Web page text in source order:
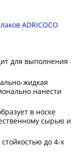
ADRICOCO
для выполнения
жидкая
нанести
в носке
сырью и
до 4-х